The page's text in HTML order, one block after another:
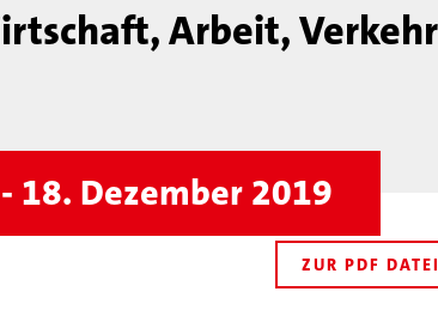
Arbeit,
18. Dezember 2019
ZUR PDF DATEI